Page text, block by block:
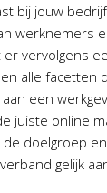
bij jouw
werknemers
vervolgens
alle facetten
een
juiste online
doelgroep
gelijk